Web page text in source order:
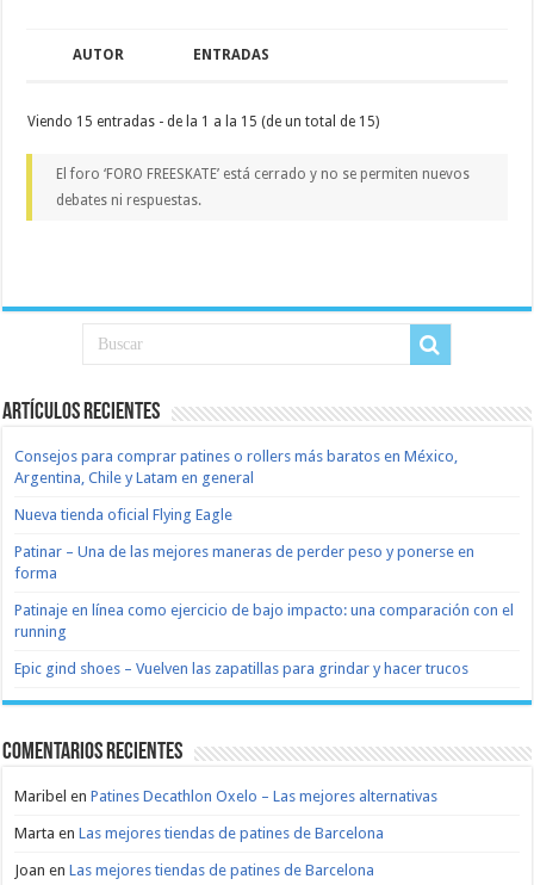
AUTOR ENTRADAS
Viendo 15 entradas - de la 1 a la 15 (de un total de 15)
El foro ‘FORO FREESKATE’ está cerrado y no se permiten nuevos
debates ni respuestas.
Artículos recientes
Consejos para comprar patines o rollers más baratos en México,
Argentina, Chile y Latam en general
Nueva tienda oficial Flying Eagle
Patinar – Una de las mejores maneras de perder peso y ponerse en
forma
Patinaje en línea como ejercicio de bajo impacto: una comparación con el
running
Epic gind shoes – Vuelven las zapatillas para grindar y hacer trucos
Comentarios recientes
Maribel enPatines Decathlon Oxelo – Las mejores alternativas
Marta enLas mejores tiendas de patines de Barcelona
Joan enLas mejores tiendas de patines de Barcelona